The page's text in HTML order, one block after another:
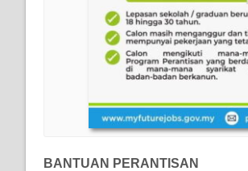
BANTUAN PERANTISAN